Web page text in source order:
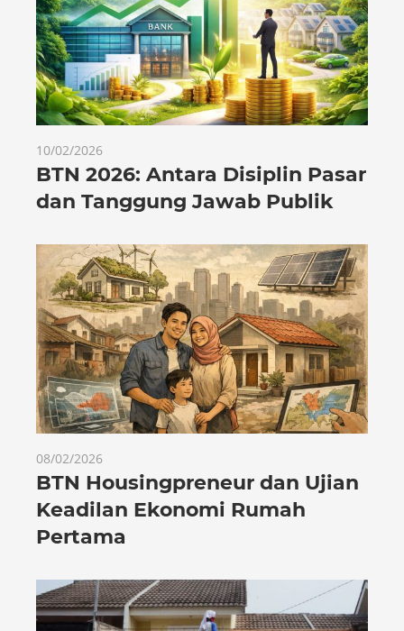
10/02/2026
BTN 2026: Antara Disiplin Pasar
dan Tanggung Jawab Publik
08/02/2026
BTN Housingpreneur dan Ujian
Keadilan Ekonomi Rumah
Pertama